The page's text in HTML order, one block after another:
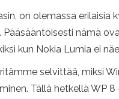
on olemassa
Pääsääntöisesti nämä
kun Nokia Lumia ei
selvittää, miksi
Tällä hetkellä WP